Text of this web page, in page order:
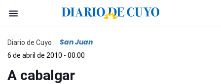
Diario de Cuyo San Juan
6 de abril de 2010 - 00:00
A cabalgar